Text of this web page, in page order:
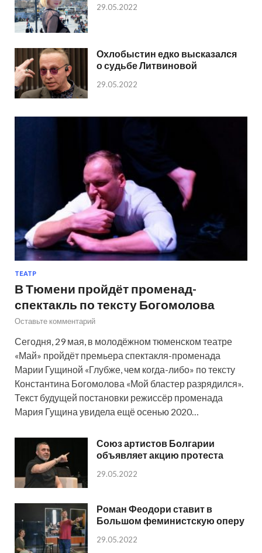
29.05.2022
Охлобыстин едко высказался
о судьбе Литвиновой
29.05.2022
ТЕАТР
В Тюмени пройдёт променад-
спектакль по тексту Богомолова
Оставьте комментарий
Сегодня, 29 мая, в молодёжном тюменском театре
«Май» пройдёт премьера спектакля-променада
Марии Гущиной «Глубже, чем когда-либо» по тексту
Константина Богомолова «Мой бластер разрядился».
Текст будущей постановки режиссёр променада
Мария Гущина увидела ещё осенью 2020…
Союз артистов Болгарии
объявляет акцию протеста
29.05.2022
Роман Феодори ставит в
Большом феминистскую оперу
29.05.2022